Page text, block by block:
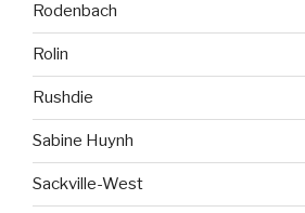
Rodenbach
Rolin
Rushdie
Sabine Huynh
Sackville-West